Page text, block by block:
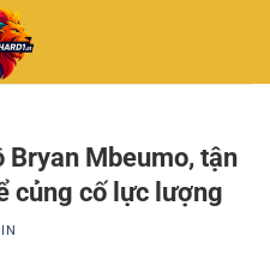
Bryan Mbeumo, tận
củng cố lực lượng